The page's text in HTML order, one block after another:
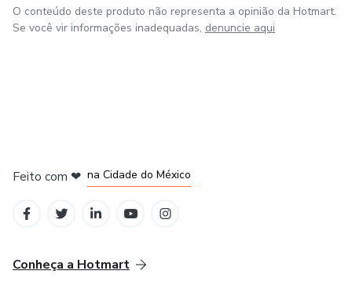
O conteúdo deste produto não representa a opinião da Hotmart.
Se você vir informações inadequadas, denuncie aqui
Feito com ❤ na Cidade do México
Conheça a Hotmart